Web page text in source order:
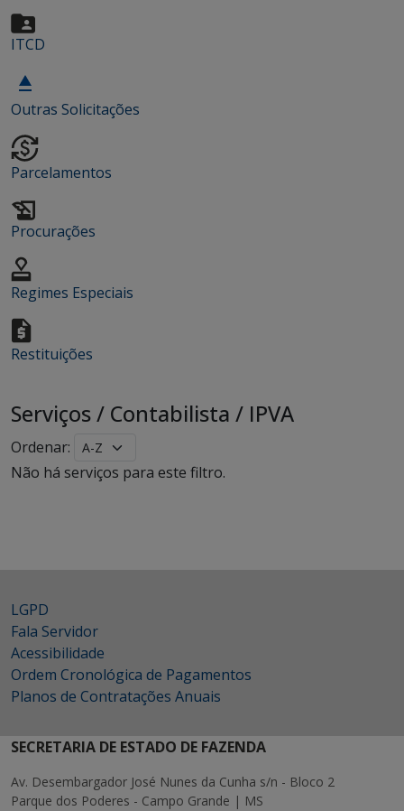
ITCD
Outras Solicitações
Parcelamentos
Procurações
Regimes Especiais
Restituições
Serviços/ Contabilista / IPVA
Ordenar:
Não há serviços para este filtro.
LGPD
Fala Servidor
Acessibilidade
Ordem Cronológica de Pagamentos
Planos de Contratações Anuais
SECRETARIA DE ESTADO DE FAZENDA
Av. Desembargador José Nunes da Cunha s/n - Bloco 2
Parque dos Poderes - Campo Grande | MS